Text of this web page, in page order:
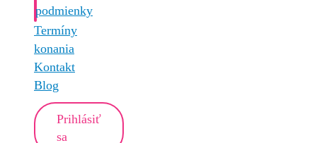
podmienky
Termíny
konania
Kontakt
Blog
Prihlásiť
sa